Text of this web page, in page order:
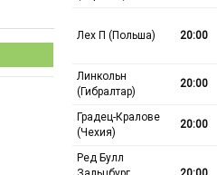
Лех П (Польша) 20:00
Линкольн
(Гибралтар)
20:00
Градец-Кралове
(Чехия)
20:00
Ред Булл